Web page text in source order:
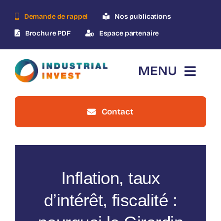
content
Demande de rappel
Nos publications
Brochure PDF
Espace partenaire
MENU
Qui-sommes-nous ?
Contact
Inflation, taux
d’intérêt, fiscalité :